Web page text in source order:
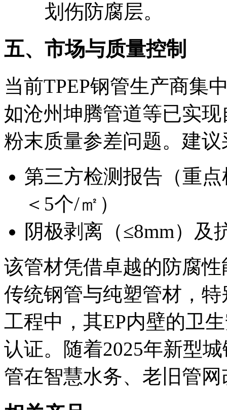
划伤防腐层。
五、市场与质量控制
当前TPEP钢管生产商集
如沧州坤腾管道等已实
粉末质量参差问题。建
第三方检测报告（重
＜5个/㎡）
阴极剥离（≤8mm）及
该管材凭借卓越的防腐
传统钢管与纯塑管材，
工程中，其EP内壁的卫
认证。随着2025年新型
管在智慧水务、老旧管